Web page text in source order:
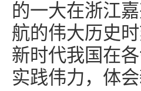
的一大在浙江
航的伟大历史
新时代我国在
实践伟力，体